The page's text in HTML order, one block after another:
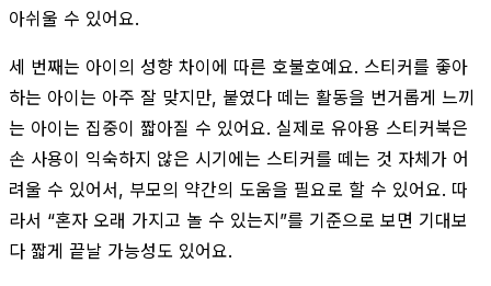
아쉬울 수 있어요.
세 번째는 아이의 성향 차이에 따른 호불호예요. 스티커를 좋아
하는 아이는 아주 잘 맞지만, 붙였다 떼는 활동을 번거롭게 느끼
는 아이는 집중이 짧아질 수 있어요. 실제로 유아용 스티커북은
손 사용이 익숙하지 않은 시기에는 스티커를 떼는 것 자체가 어
려울 수 있어서, 부모의 약간의 도움을 필요로 할 수 있어요. 따
라서 “혼자 오래 가지고 놀 수 있는지”를 기준으로 보면 기대보
다 짧게 끝날 가능성도 있어요.